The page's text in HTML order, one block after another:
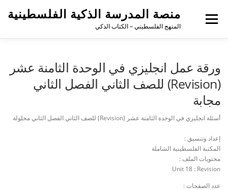
منصة المدرسة الذكية الفلسطينية
المنهج الفلسطيني – الكتاب الذكي
القائمة
ورقة عمل انجليزي في الوحدة الثامنة عشر
(Revision) للصف الثاني الفصل الثاني
مجابة
أسئلة انجليزي في الوحدة الثامنة عشر (Revision) للصف الثاني الفصل الثاني محلولة
إعداد وتنسيق :
المكتبة الفلسطينية الشاملة
محتويات الملف :
Unit 18 : Revision
عدد الصفحات :